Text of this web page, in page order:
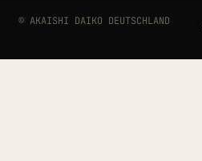
© AKAISHI DAIKO DEUTSCHLAND